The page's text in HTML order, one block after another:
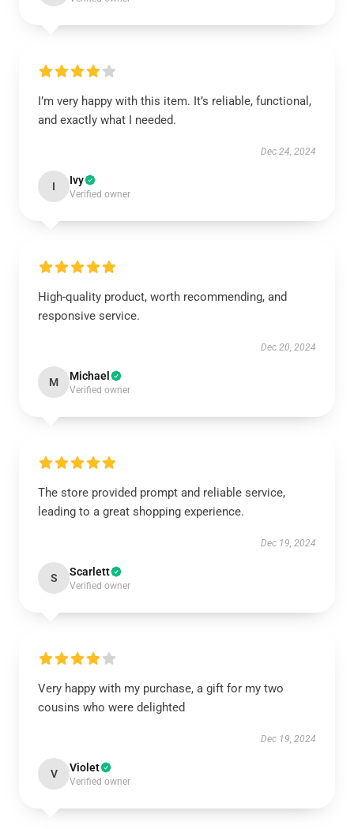
I’m very happy with this item. It’s reliable, functional,
and exactly what I needed.
Dec 24, 2024
I Ivy
Verified owner
High-quality product, worth recommending, and
responsive service.
Dec 20, 2024
M Michael
Verified owner
The store provided prompt and reliable service,
leading to a great shopping experience.
Dec 19, 2024
S Scarlett
Verified owner
Very happy with my purchase, a gift for my two
cousins who were delighted
Dec 19, 2024
V Violet
Verified owner